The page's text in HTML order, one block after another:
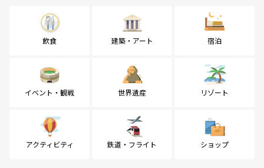
飲食 建築・アート 宿泊
イベント・観戦 世界遺産 リゾート
アクティビティ 鉄道・フライト ショップ